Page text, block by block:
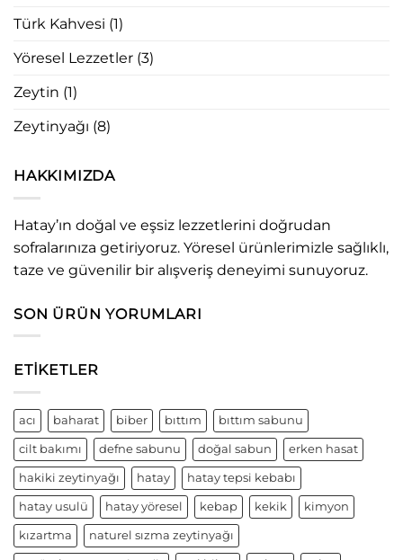
Türk Kahvesi (1)
Yöresel Lezzetler (3)
Zeytin (1)
Zeytinyağı (8)
HAKKIMIZDA
Hatay’ın doğal ve eşsiz lezzetlerini doğrudan
sofralarınıza getiriyoruz. Yöresel ürünlerimizle sağlıklı,
taze ve güvenilir bir alışveriş deneyimi sunuyoruz.
SON ÜRÜN YORUMLARI
ETIKETLER
acı baharat biber bıttım bıttım sabunu
cilt bakımı defne sabunu doğal sabun erken hasat
hakiki zeytinyağı hatay hatay tepsi kebabı
hatay usulü hatay yöresel kebap kekik kimyon
kızartma naturel sızma zeytinyağı